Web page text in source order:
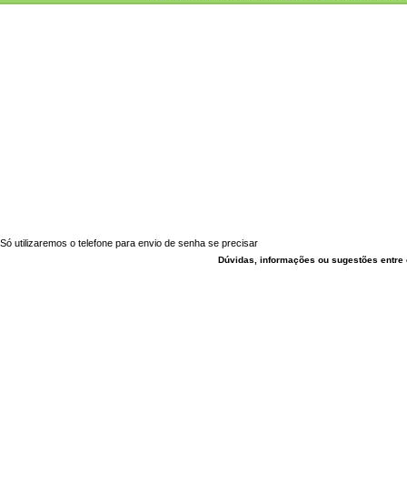
Só utilizaremos o telefone para envio de senha se precisar
Dúvidas, informações ou sugestões